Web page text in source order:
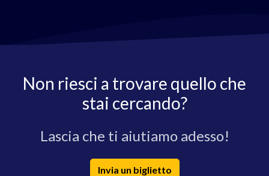
Non riesci a trovare quello che
stai cercando?
Lascia che ti aiutiamo adesso!
Invia un biglietto